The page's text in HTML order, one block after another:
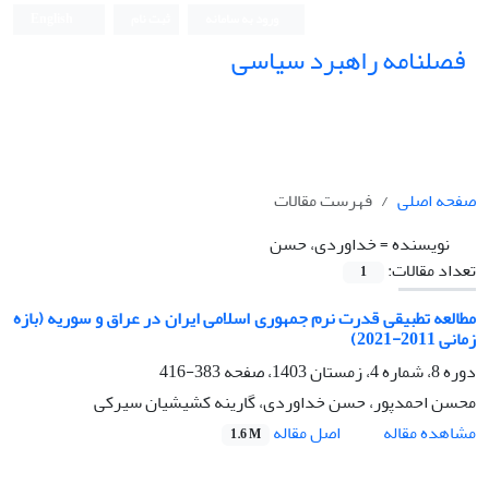
فصلنامه راهبرد سیاسی
صفحه اصلی
فهرست مقالات
نویسنده =خداوردی، حسن
تعداد مقالات:
1
مطالعه تطبیقی قدرت نرم جمهوری اسلامی ایران در عراق و سوریه (بازه
زمانی 2011-2021)
دوره 8، شماره 4، زمستان 1403، صفحه
383-416
محسن احمدپور، حسن خداوردی، گارینه کشیشیان سیرکی
مشاهده مقاله
اصل مقاله 1.6 M